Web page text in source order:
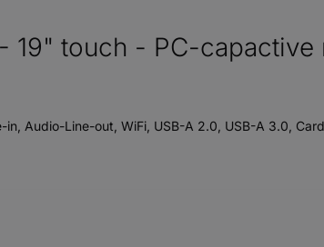
19" touch - PC-
Audio-Line-out, WiFi, USB-A 2.0, USB-A 3.0,